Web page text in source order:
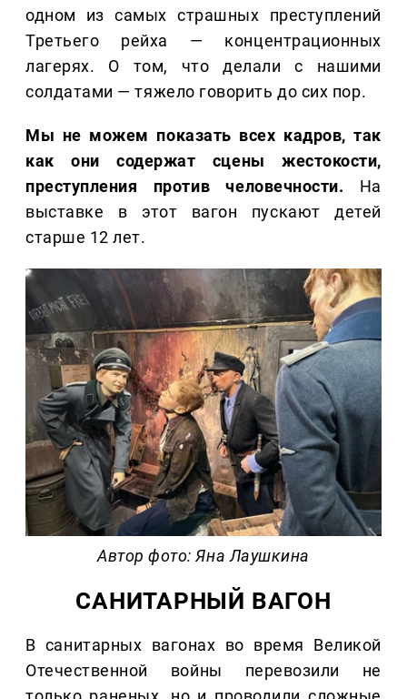
одном из самых страшных преступлений
Третьего рейха — концентрационных
лагерях. О том, что делали с нашими
солдатами — тяжело говорить до сих пор.
Мы не можем показать всех кадров, так
как они содержат сцены жестокости,
преступления против человечности. На
выставке в этот вагон пускают детей
старше 12 лет.
Автор фото: Яна Лаушкина
САНИТАРНЫЙ ВАГОН
В санитарных вагонах во время Великой
Отечественной войны перевозили не